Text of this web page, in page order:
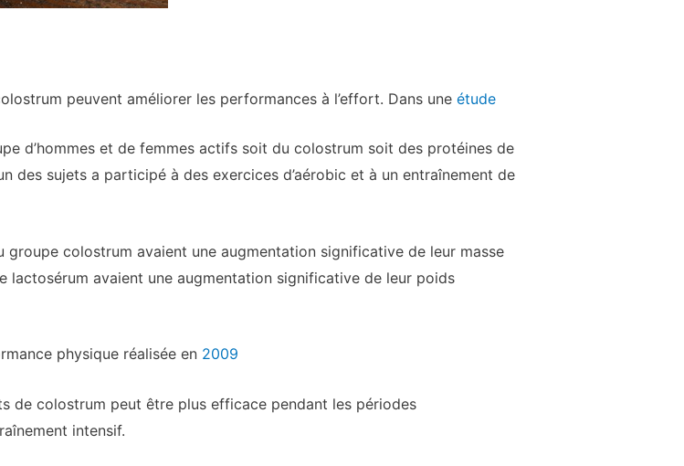
peuvent améliorer les performances à l’effort. Dans une étude
d’hommes et de femmes actifs soit du colostrum soit des protéines de
des sujets a participé à des exercices d’aérobic et à un entraînement de
groupe colostrum avaient une augmentation significative de leur masse
lactosérum avaient une augmentation significative de leur poids
physique réalisée en 2009
de colostrum peut être plus efficace pendant les périodes
intensif.